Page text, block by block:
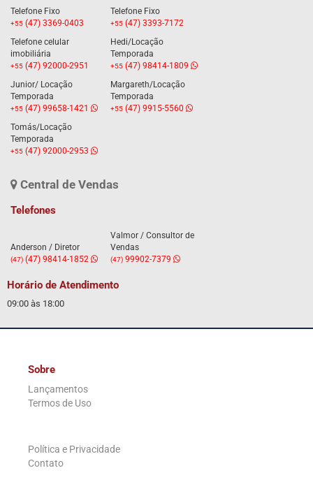
Telefone Fixo
+55 (47) 3369-0403
Telefone Fixo
+55(47) 3393-7172
Telefone celular
imobiliária
+55 (47) 92000-2951
Hedi/Locação
Temporada
+55(47) 98414-1809
Junior/ Locação
Temporada
+55 (47) 99658-1421
Margareth/Locação
Temporada
+55(47) 9915-5560
Tomás/Locação
Temporada
+55 (47) 92000-2953
Central de Vendas
Telefones
Anderson / Diretor
(47) (47) 98414-1852
Valmor / Consultor de
Vendas
(47)99902-7379
Horário de Atendimento
09:00 às 18:00
Sobre
Lançamentos
Termos de Uso
Política e Privacidade
Contato